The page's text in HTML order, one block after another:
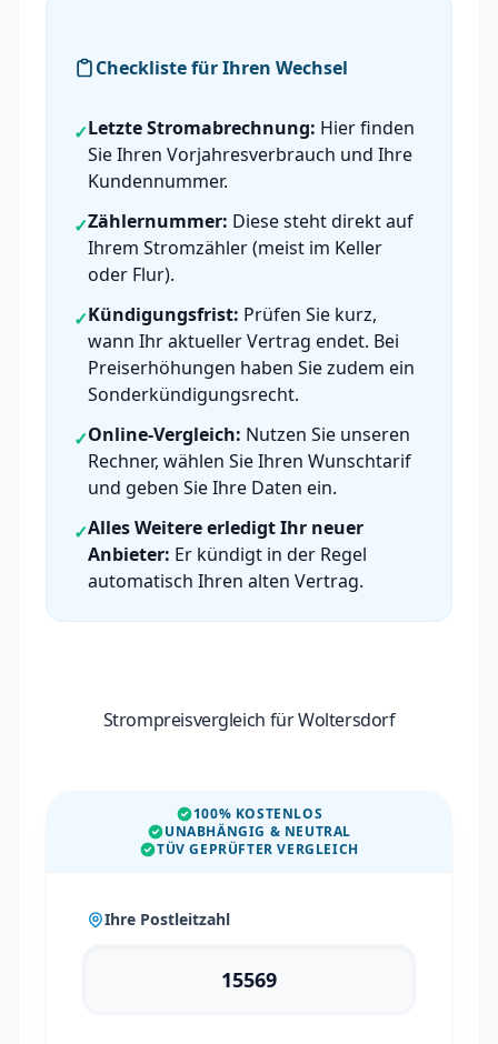
Checkliste für Ihren Wechsel
✓Letzte Stromabrechnung: Hier finden
Sie Ihren Vorjahresverbrauch und Ihre
Kundennummer.
✓Zählernummer: Diese steht direkt auf
Ihrem Stromzähler (meist im Keller
oder Flur).
✓Kündigungsfrist: Prüfen Sie kurz,
wann Ihr aktueller Vertrag endet. Bei
Preiserhöhungen haben Sie zudem ein
Sonderkündigungsrecht.
✓Online-Vergleich: Nutzen Sie unseren
Rechner, wählen Sie Ihren Wunschtarif
und geben Sie Ihre Daten ein.
✓Alles Weitere erledigt Ihr neuer
Anbieter: Er kündigt in der Regel
automatisch Ihren alten Vertrag.
Strompreisvergleich für Woltersdorf
100% KOSTENLOS
UNABHÄNGIG & NEUTRAL
TÜV GEPRÜFTER VERGLEICH
Ihre Postleitzahl